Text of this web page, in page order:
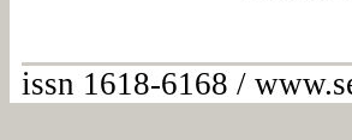
issn 1618-6168 /